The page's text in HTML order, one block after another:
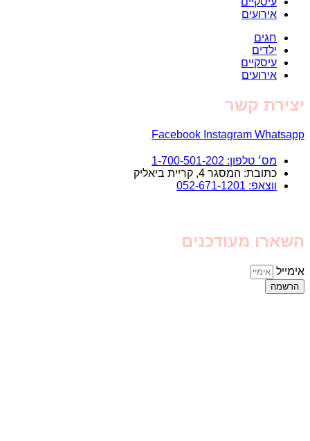
אירועים
חגים
ילדים
עיסקיים
אירועים
יצירת קשר
Facebook Instagram Whatsapp
מס׳ טלפון: 1-700-501-202
כתובת: המסגר 4, קריית ביאליק
ווצאפ: 052-671-1201
השארו מעודכנים
אימייל
הרשמה